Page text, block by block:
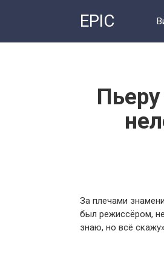
EPIC
За плечами
был режиссёром,
знаю, но всё